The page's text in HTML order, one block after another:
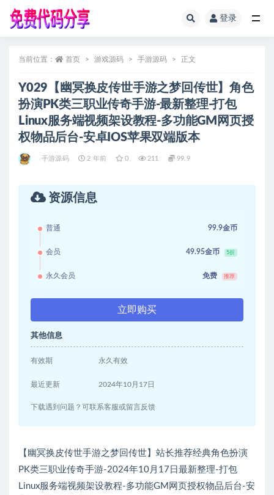
登录
当前位置： 首页 游戏源码 手游源码 正文
Y029【幽冥换皮传世手游之梦回传世】角色
扮演PK类三职业传奇手游-最新整理-打包
Linux服务端视频架设教程-多功能GM网页授
权物品后台-安卓IOS苹果双端版本
手游源码 2 年前 0 211 99.9
资源信息
普通 99.9金币
会员 49.95金币 5折
永久会员 免费 推荐
立即购买
其他信息
有效期 永久有效
最近更新 2024年10月17日
下载遇到问题？可联系客服或留言反馈
【幽冥换皮传世手游之梦回传世】站长推荐经典角色扮演
PK类三职业传奇手游-2024年10月17日最新整理-打包
Linux服务端视频架设教程-多功能GM网页授权物品后台-安